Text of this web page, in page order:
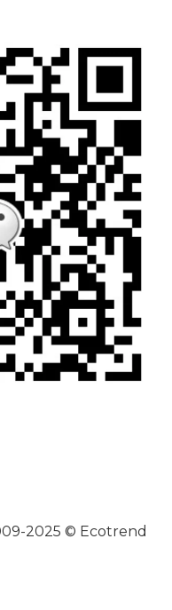
2025 © Ecotrend